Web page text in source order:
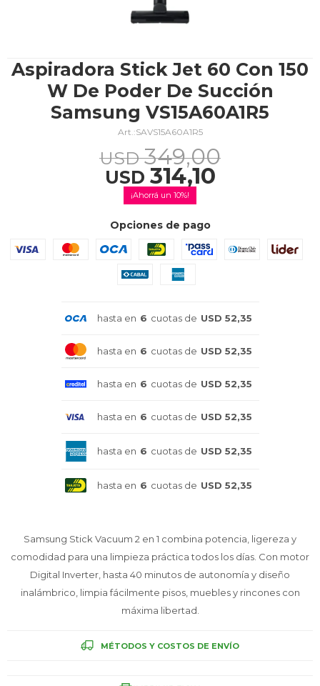
Aspiradora Stick Jet 60 Con 150
W De Poder De Succión
Samsung VS15A60A1R5
SAVS15A60A1R5
USD 314,10
USD 349,00
10
Opciones de pago
hasta en 6 cuotas de USD 52,35
hasta en 6 cuotas de USD 52,35
hasta en 6 cuotas de USD 52,35
hasta en 6 cuotas de USD 52,35
hasta en 6 cuotas de USD 52,35
hasta en 6 cuotas de USD 52,35
Samsung Stick Vacuum 2 en 1 combina potencia, ligereza y
comodidad para una limpieza práctica todos los días. Con motor
Digital Inverter, hasta 40 minutos de autonomía y diseño
inalámbrico, limpia fácilmente pisos, muebles y rincones con
máxima libertad.
MÉTODOS Y COSTOS DE ENVÍO
Atención Personalizada
Local